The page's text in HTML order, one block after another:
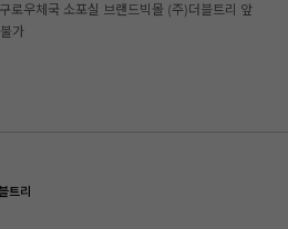
로우체국 소포실 브랜드빅몰 (주)더블트리 앞
가
트리